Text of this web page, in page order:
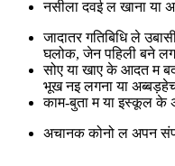
नसीला दवई ल खाना या
जादातर गतिबिधि ले
घलोक, जेन पहिली बने
सोए या खाए के आदत म
भूख नइ लगना या
काम-बुता म या इस्कूल के
अचानक कोनो ल अपन